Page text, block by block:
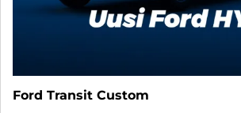
Ford Transit Custom